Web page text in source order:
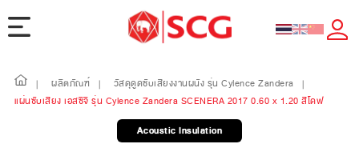
| ผลิตภัณฑ์ | วัสดุดูดซับเสียงงานผนัง รุ่น Cylence Zandera
|
แผ่นซับเสียง เอสซีจี รุ่น Cylence Zandera SCENERA 2017 0.60 x 1.20 สีโดฟ
Acoustic Insulation